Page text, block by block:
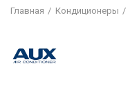
Главная Кондиционеры